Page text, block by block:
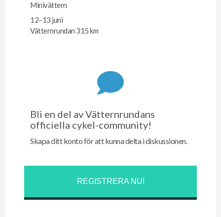
Minivättern
12–13 juni
Vätternrundan 315 km
Bli en del av Vätternrundans
officiella cykel-community!
Skapa ditt konto för att kunna delta i diskussionen.
REGISTRERA NU!